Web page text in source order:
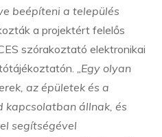
beépíteni a település
a projektért felelős
szórakoztató elektronikai
„Egy olyan
az épületek és a
kapcsolatban állnak, és
segítségével